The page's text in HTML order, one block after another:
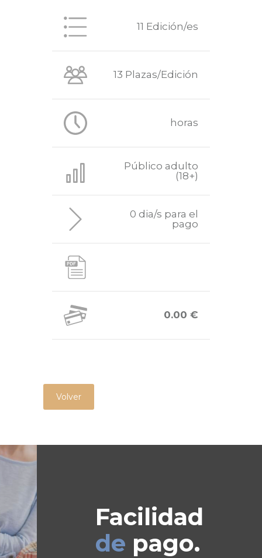
11 Edición/es
13 Plazas/Edición
horas
Público adulto
(18+)
0 dia/s para el
pago
0.00 €
Volver
Facilidad
de pago.